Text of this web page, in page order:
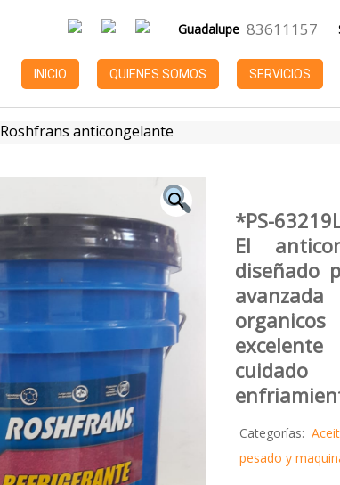
Guadalupe 83611157
INICIO QUIENES SOMOS SERVICIOS
Roshfrans anticongelante
*PS-
El
diseñado
excelente
Categorías:
pesado y